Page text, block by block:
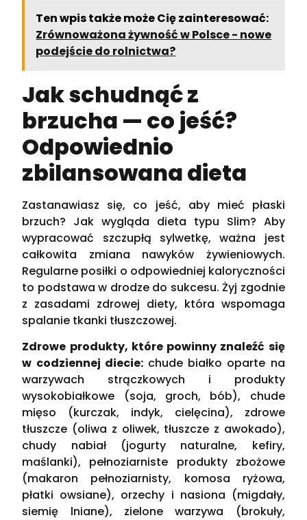
Ten wpis także może Cię zainteresować:
Zrównoważona żywność w Polsce - nowe
podejście do rolnictwa?
Jak schudnąć z
brzucha — co jeść?
Odpowiednio
zbilansowana dieta
Zastanawiasz się, co jeść, aby mieć płaski
brzuch? Jak wygląda dieta typu Slim? Aby
wypracować szczupłą sylwetkę, ważna jest
całkowita zmiana nawyków żywieniowych.
Regularne posiłki o odpowiedniej kaloryczności
to podstawa w drodze do sukcesu. Żyj zgodnie
z zasadami zdrowej diety, która wspomaga
spalanie tkanki tłuszczowej.
Zdrowe produkty, które powinny znaleźć się
w codziennej diecie:chude białko oparte na
warzywach strączkowych i produkty
wysokobiałkowe (soja, groch, bób), chude
mięso (kurczak, indyk, cielęcina), zdrowe
tłuszcze (oliwa z oliwek, tłuszcze z awokado),
chudy nabiał (jogurty naturalne, kefiry,
maślanki), pełnoziarniste produkty zbożowe
(makaron pełnoziarnisty, komosa ryżowa,
płatki owsiane), orzechy i nasiona (migdały,
siemię lniane), zielone warzywa (brokuły,